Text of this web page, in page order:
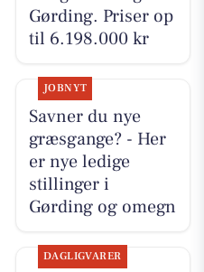
Gørding. Priser op
til 6.198.000 kr
JOBNYT
Savner du nye
græsgange? - Her
er nye ledige
stillinger i
Gørding og omegn
DAGLIGVARER